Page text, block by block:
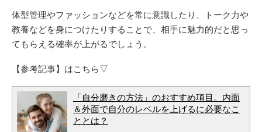
体型管理やファッションなどを常に意識したり、トーク力や
教養などを身につけたりすることで、相手に魅力的だと思っ
てもらえる確率が上がるでしょう。
【参考記事】はこちら▽
「自分磨きの方法」のおすすめ項目。内面
＆外面で自分のレベルを上げるに必要なこ
ととは？